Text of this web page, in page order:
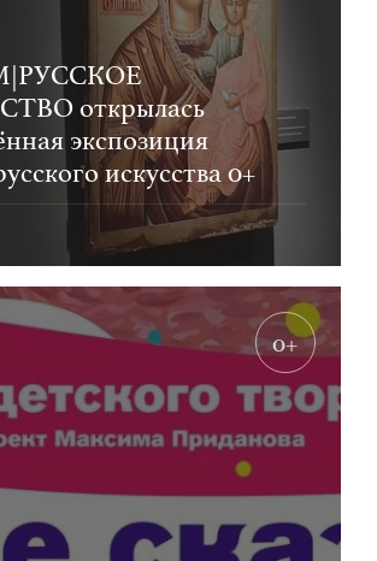
открылась
экспозиция
искусства 0+
0+